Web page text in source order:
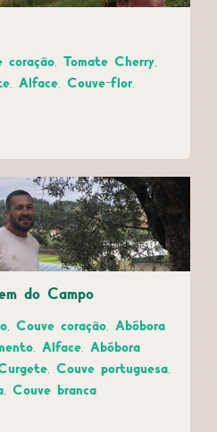
coração, Tomate Cherry,
Alface, Couve-flor,
do Campo
Couve coração, Abóbora
Alface, Abóbora
Couve portuguesa,
Couve branca